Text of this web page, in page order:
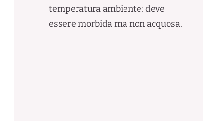
temperatura ambiente: deve
essere morbida ma non acquosa.